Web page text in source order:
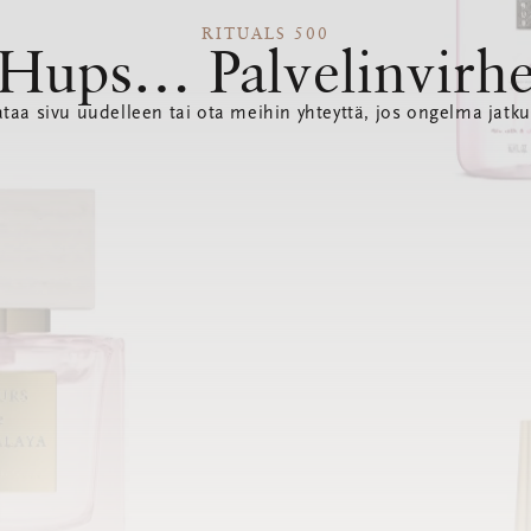
RITUALS 500
sivu uudelleen tai ota meihin yhteyttä, jos ongelma